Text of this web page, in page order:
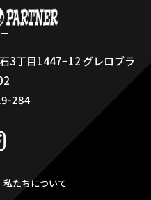
3丁目1447−12 グレロブラ
284
私たちについて